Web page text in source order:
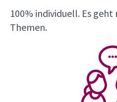
100% individuell. Es
Themen.